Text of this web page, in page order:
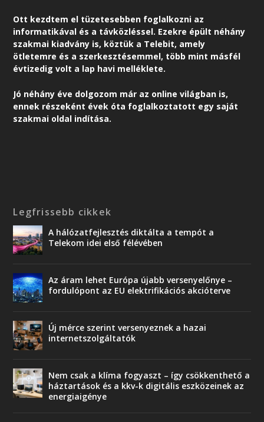
Ott kezdtem el tüzetesebben foglalkozni az
informatikával és a távközléssel. Ezekre épült néhány
szakmai kiadvány is, köztük a Telebit, amely
ötletemre és a szerkesztésemmel, több mint másfél
évtizedig volt a lap havi melléklete.
Jó néhány éve dolgozom már az online világban is,
ennek részeként évek óta foglalkoztatott egy saját
szakmai oldal indítása.
Legfrissebb cikkek
A hálózatfejlesztés diktálta a tempót a
Telekom idei első félévében
Az áram lehet Európa újabb versenyelőnye –
fordulópont az EU elektrifikációs akcióterve
Új mérce szerint versenyeznek a hazai
internetszolgáltatók
Nem csak a klíma fogyaszt – így csökkenthető a
háztartások és a kkv-k digitális eszközeinek az
energiaigénye